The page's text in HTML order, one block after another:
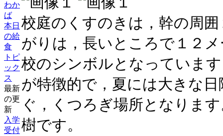
わか
ば
本日
の給
食
トピ
ック
ス
最新
の更
新
入学
受付
校庭のくすのきは，幹の周
がりは，長いところで１２
校のシンボルとなっていま
が特徴的で，夏には大きな
ぐ，くつろぎ場所となりま
樹です。